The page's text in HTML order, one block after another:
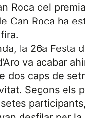
Roca del
Can Roca ha
la 26a Festa
va acabar
dos caps de
Segons els